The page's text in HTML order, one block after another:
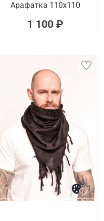
Арафатка 110x110
1 100 ₽
1